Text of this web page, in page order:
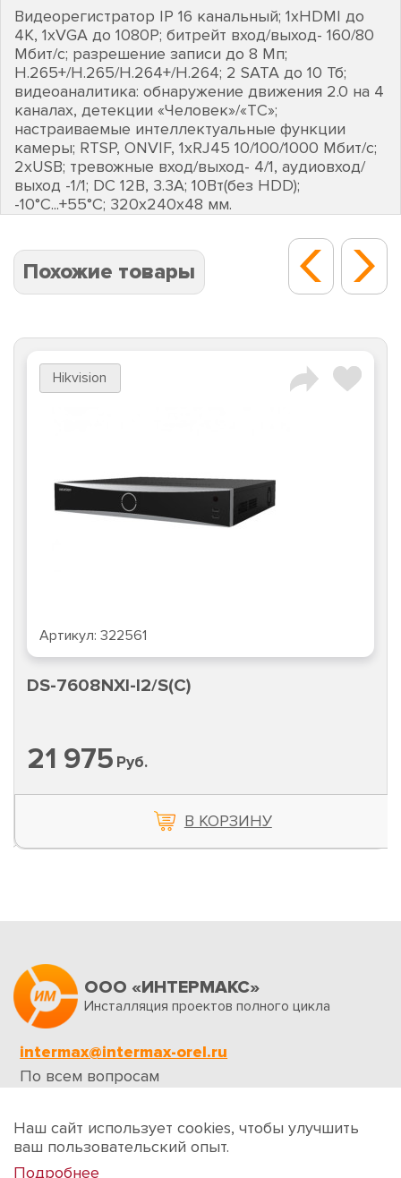
Видеорегистратор IP 16 канальный; 1хHDMI до
4K, 1хVGA до 1080Р; битрейт вход/выход- 160/80
Мбит/с; разрешение записи до 8 Мп;
H.265+/H.265/H.264+/H.264; 2 SATA до 10 Тб;
видеоаналитика: обнаружение движения 2.0 на 4
каналах, детекции «Человек»/«ТС»;
настраиваемые интеллектуальные функции
камеры; RTSP, ONVIF, 1хRJ45 10/100/1000 Мбит/с;
2хUSB; тревожные вход/выход- 4/1, аудиовход/
выход -1/1; DC 12В, 3.3А; 10Вт(без HDD);
-10°C...+55°C; 320х240х48 мм.
Похожие товары
Hikvision
Артикул: 322561
DS-7608NXI-I2/S(С)
21 975 Руб.
В КОРЗИНУ
ООО «ИНТЕРМАКС»
Инсталляция проектов полного цикла
intermax@intermax-orel.ru
По всем вопросам
Обратная связь
Наш сайт использует cookies, чтобы улучшить
ваш пользовательский опыт.
Подробнее